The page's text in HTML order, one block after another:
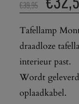
€39,95
Tafellamp
draadloze
interieur past.
Wordt
oplaadkabel.